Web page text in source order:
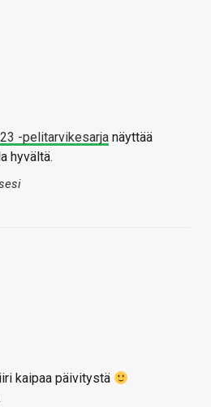
-pelitarvikesarja näyttää
hyvältä.
kaipaa päivitystä